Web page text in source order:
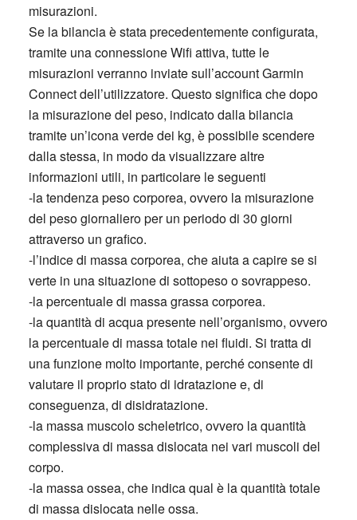
misurazioni.
Se la bilancia è stata precedentemente configurata,
tramite una connessione Wifi attiva, tutte le
misurazioni verranno inviate sull’account Garmin
Connect dell’utilizzatore. Questo significa che dopo
la misurazione del peso, indicato dalla bilancia
tramite un’icona verde dei kg, è possibile scendere
dalla stessa, in modo da visualizzare altre
informazioni utili, in particolare le seguenti
-la tendenza peso corporea, ovvero la misurazione
del peso giornaliero per un periodo di 30 giorni
attraverso un grafico.
-l’indice di massa corporea, che aiuta a capire se si
verte in una situazione di sottopeso o sovrappeso.
-la percentuale di massa grassa corporea.
-la quantità di acqua presente nell’organismo, ovvero
la percentuale di massa totale nei fluidi. Si tratta di
una funzione molto importante, perché consente di
valutare il proprio stato di idratazione e, di
conseguenza, di disidratazione.
-la massa muscolo scheletrico, ovvero la quantità
complessiva di massa dislocata nei vari muscoli del
corpo.
-la massa ossea, che indica qual è la quantità totale
di massa dislocata nelle ossa.